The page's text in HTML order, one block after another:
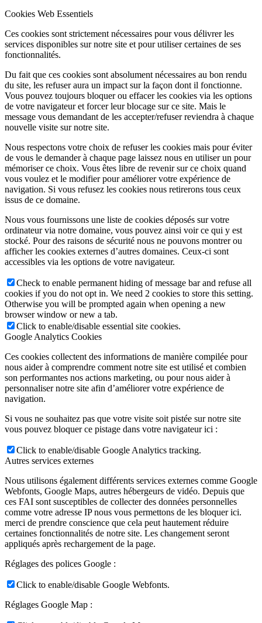
Cookies Web Essentiels
Ces cookies sont strictement nécessaires pour vous délivrer les
services disponibles sur notre site et pour utiliser certaines de ses
fonctionnalités.
Du fait que ces cookies sont absolument nécessaires au bon rendu
du site, les refuser aura un impact sur la façon dont il fonctionne.
Vous pouvez toujours bloquer ou effacer les cookies via les options
de votre navigateur et forcer leur blocage sur ce site. Mais le
message vous demandant de les accepter/refuser reviendra à chaque
nouvelle visite sur notre site.
Nous respectons votre choix de refuser les cookies mais pour éviter
de vous le demander à chaque page laissez nous en utiliser un pour
mémoriser ce choix. Vous êtes libre de revenir sur ce choix quand
vous voulez et le modifier pour améliorer votre expérience de
navigation. Si vous refusez les cookies nous retirerons tous ceux
issus de ce domaine.
Nous vous fournissons une liste de cookies déposés sur votre
ordinateur via notre domaine, vous pouvez ainsi voir ce qui y est
stocké. Pour des raisons de sécurité nous ne pouvons montrer ou
afficher les cookies externes d’autres domaines. Ceux-ci sont
accessibles via les options de votre navigateur.
Check to enable permanent hiding of message bar and refuse all
cookies if you do not opt in. We need 2 cookies to store this setting.
Otherwise you will be prompted again when opening a new
browser window or new a tab.
Click to enable/disable essential site cookies.
Google Analytics Cookies
Ces cookies collectent des informations de manière compilée pour
nous aider à comprendre comment notre site est utilisé et combien
son performantes nos actions marketing, ou pour nous aider à
personnaliser notre site afin d’améliorer votre expérience de
navigation.
Si vous ne souhaitez pas que votre visite soit pistée sur notre site
vous pouvez bloquer ce pistage dans votre navigateur ici :
Click to enable/disable Google Analytics tracking.
Autres services externes
Nous utilisons également différents services externes comme Google
Webfonts, Google Maps, autres hébergeurs de vidéo. Depuis que
ces FAI sont susceptibles de collecter des données personnelles
comme votre adresse IP nous vous permettons de les bloquer ici.
merci de prendre conscience que cela peut hautement réduire
certaines fonctionnalités de notre site. Les changement seront
appliqués après rechargement de la page.
Réglages des polices Google :
Click to enable/disable Google Webfonts.
Réglages Google Map :